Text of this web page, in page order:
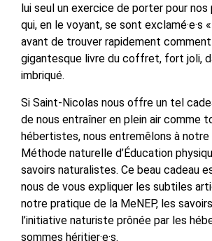
lui seul un exercice de porter pour nos
qui, en le voyant, se sont exclamé·e·s
avant de trouver rapidement
gigantesque livre du coffret, fort joli,
imbriqué.
Si Saint-Nicolas nous offre un tel
de nous entraîner en plein air comme
hébertistes, nous entremêlons à
Méthode naturelle d’Éducation
savoirs naturalistes. Ce beau cadeau
nous de vous expliquer les subtiles
notre pratique de la MeNEP, les
l’initiative naturiste prônée par les
sommes héritier·e·s.